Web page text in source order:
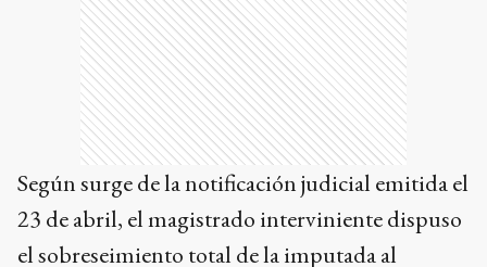
Según surge de la notificación judicial emitida el
23 de abril, el magistrado interviniente dispuso
el sobreseimiento total de la imputada al